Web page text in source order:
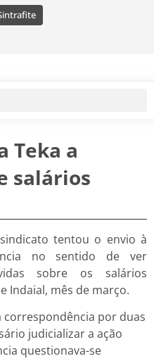
Teka a
salários
tentou o envio à
no sentido de ver
sobre os salários
Indaial, mês de março.
correspondência por duas
judicializar a ação
questionava-se